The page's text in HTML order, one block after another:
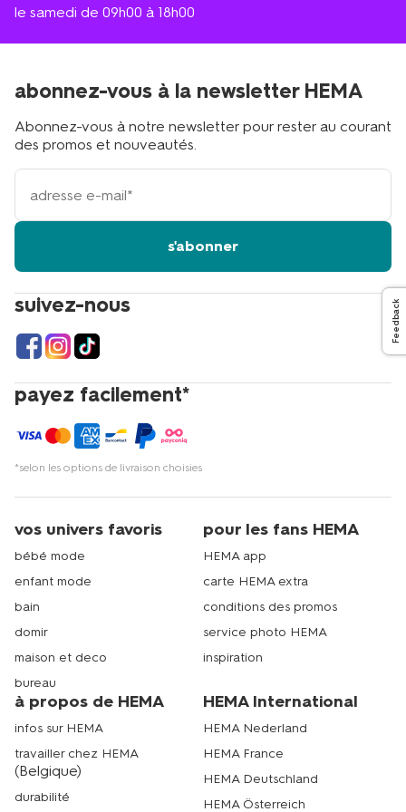
le samedi de 09h00 à 18h00
suivez-nous
payez facilement*
*selon les options de livraison choisies
abonnez-vous à la newsletter HEMA
Abonnez-vous à notre newsletter pour rester au courant
des promos et nouveautés.
votre
adresse
s'abonner
vos univers favoris
bébé mode
enfant mode
bain
domir
maison et deco
bureau
pour les fans HEMA
HEMA app
carte HEMA extra
conditions des promos
service photo HEMA
inspiration
à propos de HEMA
infos sur HEMA
travailler chez HEMA
(Belgique)
durabilité
HEMA International
HEMA Nederland
HEMA France
HEMA Deutschland
HEMA Österreich
Feedback